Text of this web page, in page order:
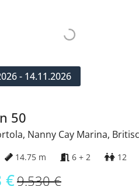
- 14.11.2026
50
Nanny Cay Marina,
14.75 m 6 + 2 12
€9.530 €